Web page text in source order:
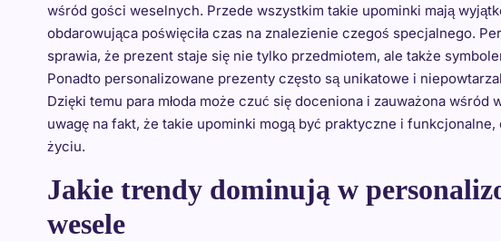
wśród gości weselnych. Przede wszystkim takie upominki mają
obdarowująca poświęciła czas na znalezienie czegoś specjalnego.
sprawia, że prezent staje się nie tylko przedmiotem, ale także
Ponadto personalizowane prezenty często są unikatowe i
Dzięki temu para młoda może czuć się doceniona i zauważona
uwagę na fakt, że takie upominki mogą być praktyczne i
życiu.
Jakie trendy dominują w
wesele